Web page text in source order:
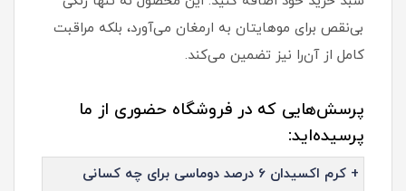
بی‌نقص برای موهایتان به ارمغان می‌آورد، بلکه مراقبت
کامل از آن‌را نیز تضمین می‌کند.
پرسش‌هایی که در فروشگاه حضوری از ما
پرسیده‌اید:
+ کرم اکسیدان 6 درصد دوماسی برای چه کسانی